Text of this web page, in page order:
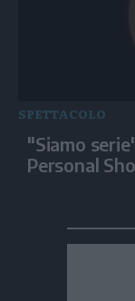
SPETTACOLO
"Siamo
Personal